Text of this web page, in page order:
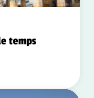
temps